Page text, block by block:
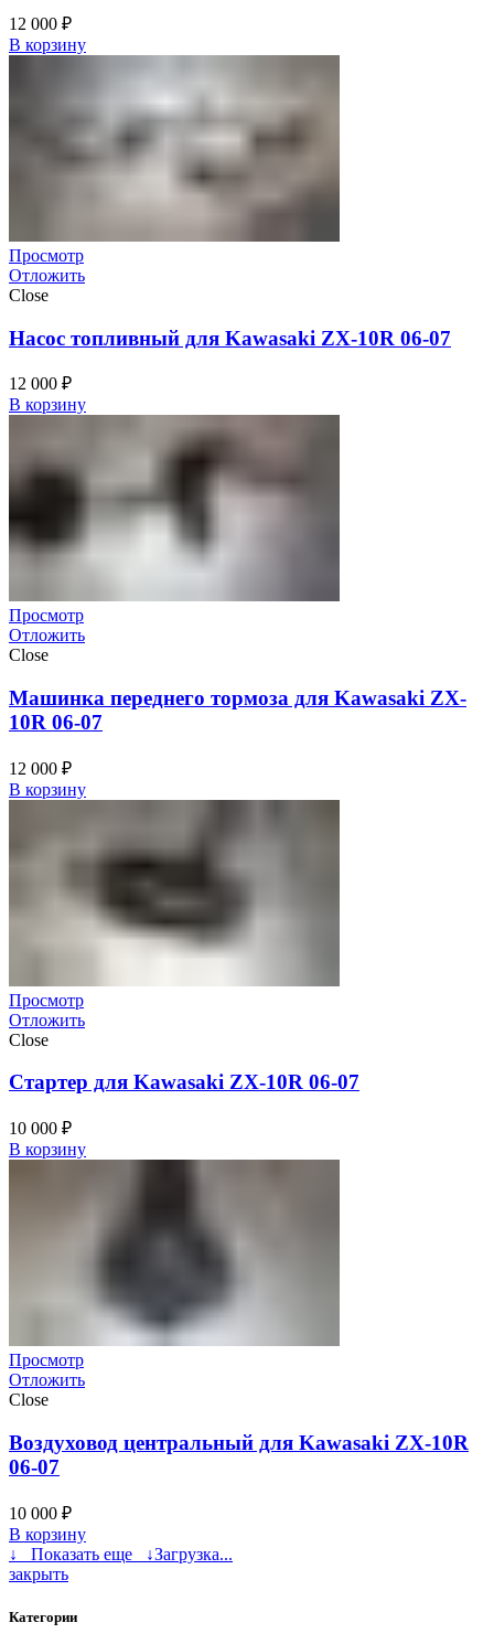
12 000 ₽
В корзину
Просмотр
Отложить
Close
Насос топливный для Kawasaki ZX-10R 06-07
12 000 ₽
В корзину
Просмотр
Отложить
Close
Машинка переднего тормоза для Kawasaki ZX-
10R 06-07
12 000 ₽
В корзину
Просмотр
Отложить
Close
Стартер для Kawasaki ZX-10R 06-07
10 000 ₽
В корзину
Просмотр
Отложить
Close
Воздуховод центральный для Kawasaki ZX-10R
06-07
10 000 ₽
В корзину
↓ Показать еще ↓Загрузка...
закрыть
Категории